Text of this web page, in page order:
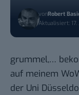
vonRobert
Aktualisiert: 17.
grummel,…
auf meinem
der Uni